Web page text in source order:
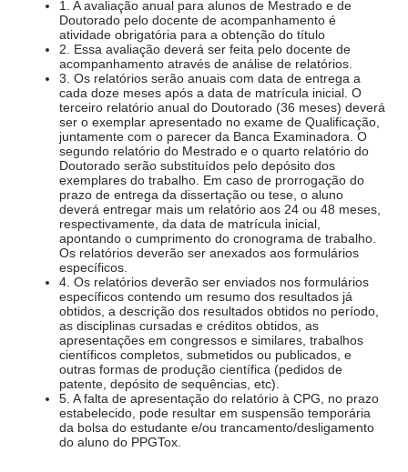
1. A avaliação anual para alunos de Mestrado e de
Doutorado pelo docente de acompanhamento é
atividade obrigatória para a obtenção do título
2. Essa avaliação deverá ser feita pelo docente de
acompanhamento através de análise de relatórios.
3. Os relatórios serão anuais com data de entrega a
cada doze meses após a data de matrícula inicial. O
terceiro relatório anual do Doutorado (36 meses) deverá
ser o exemplar apresentado no exame de Qualificação,
juntamente com o parecer da Banca Examinadora. O
segundo relatório do Mestrado e o quarto relatório do
Doutorado serão substituídos pelo depósito dos
exemplares do trabalho. Em caso de prorrogação do
prazo de entrega da dissertação ou tese, o aluno
deverá entregar mais um relatório aos 24 ou 48 meses,
respectivamente, da data de matrícula inicial,
apontando o cumprimento do cronograma de trabalho.
Os relatórios deverão ser anexados aos formulários
específicos.
4. Os relatórios deverão ser enviados nos formulários
específicos contendo um resumo dos resultados já
obtidos, a descrição dos resultados obtidos no período,
as disciplinas cursadas e créditos obtidos, as
apresentações em congressos e similares, trabalhos
científicos completos, submetidos ou publicados, e
outras formas de produção científica (pedidos de
patente, depósito de sequências, etc).
5. A falta de apresentação do relatório à CPG, no prazo
estabelecido, pode resultar em suspensão temporária
da bolsa do estudante e/ou trancamento/desligamento
do aluno do PPGTox.